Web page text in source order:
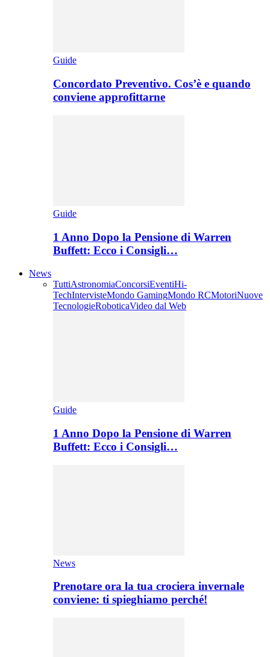
Guide
Concordato Preventivo. Cos’è e quando
conviene approfittarne
Guide
1 Anno Dopo la Pensione di Warren
Buffett: Ecco i Consigli…
News
TuttiAstronomiaConcorsiEventiHi-
TechIntervisteMondo GamingMondo RCMotoriNuove
TecnologieRoboticaVideo dal Web
Guide
1 Anno Dopo la Pensione di Warren
Buffett: Ecco i Consigli…
News
Prenotare ora la tua crociera invernale
conviene: ti spieghiamo perché!